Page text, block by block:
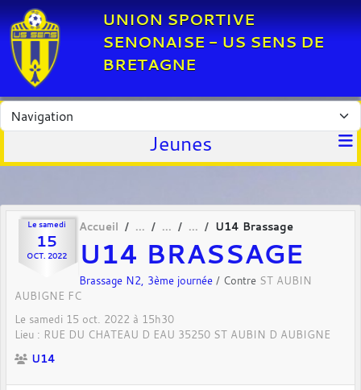
UNION SPORTIVE
SENONAISE - US SENS DE
BRETAGNE
Jeunes
Le samedi
15
OCT. 2022
Accueil U14 Brassage
U14 BRASSAGE
Brassage N2, 3ème journée / Contre ST AUBIN
AUBIGNE FC
Le samedi 15 oct. 2022 à 15h30
Lieu : RUE DU CHATEAU D EAU 35250 ST AUBIN D AUBIGNE
U14
Panneau de gestion des cookies